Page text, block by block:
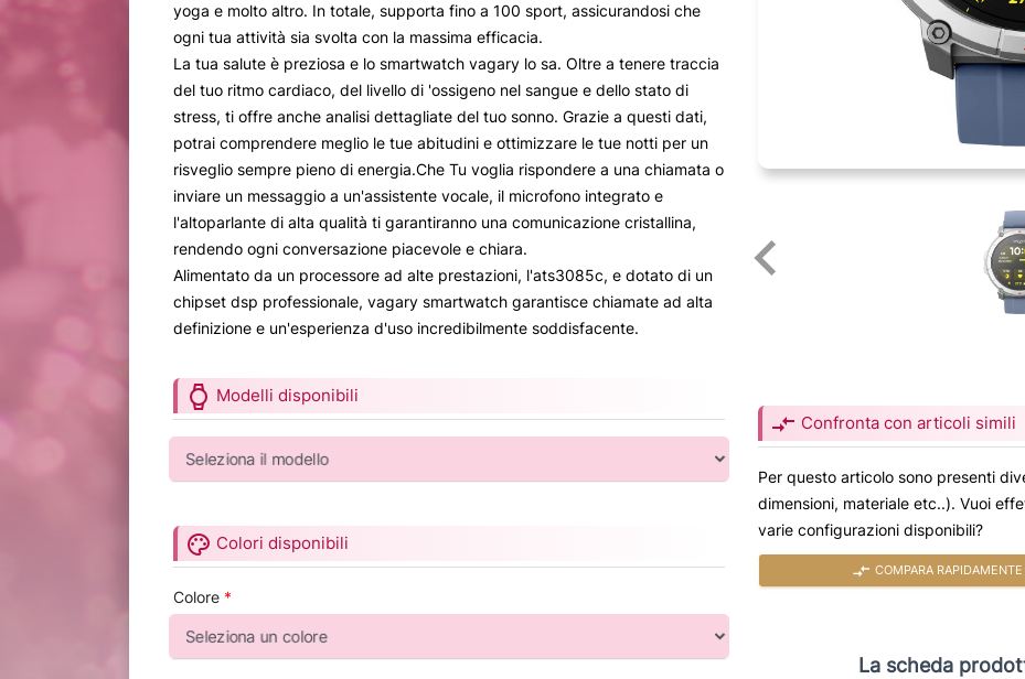
yoga e molto altro. In totale, supporta fino a 100 sport, assicurandosi che
ogni tua attività sia svolta con la massima efficacia.
La tua salute è preziosa e lo smartwatch vagary lo sa. Oltre a tenere traccia
del tuo ritmo cardiaco, del livello di 'ossigeno nel sangue e dello stato di
stress, ti offre anche analisi dettagliate del tuo sonno. Grazie a questi dati,
potrai comprendere meglio le tue abitudini e ottimizzare le tue notti per un
risveglio sempre pieno di energia.Che Tu voglia rispondere a una chiamata o
inviare un messaggio a un'assistente vocale, il microfono integrato e
l'altoparlante di alta qualità ti garantiranno una comunicazione cristallina,
rendendo ogni conversazione piacevole e chiara.
Alimentato da un processore ad alte prestazioni, l'ats3085c, e dotato di un
chipset dsp professionale, vagary smartwatch garantisce chiamate ad alta
definizione e un'esperienza d'uso incredibilmente soddisfacente.
watch Modelli disponibili
palette Colori disponibili
Colore *
compare_arrows Confronta con articoli simili
Per questo articolo sono presenti
dimensioni, materiale etc..). Vuoi
varie configurazioni disponibili?
compare_arrows COMPARA
La scheda